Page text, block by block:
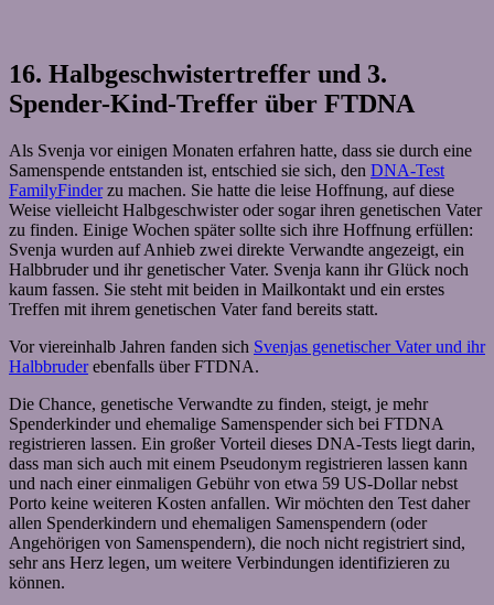
16. Halbgeschwistertreffer und 3.
Spender-Kind-Treffer über FTDNA
Als Svenja vor einigen Monaten erfahren hatte, dass sie durch eine
Samenspende entstanden ist, entschied sie sich, den DNA-Test
FamilyFinderzu machen. Sie hatte die leise Hoffnung, auf diese
Weise vielleicht Halbgeschwister oder sogar ihren genetischen Vater
zu finden. Einige Wochen später sollte sich ihre Hoffnung erfüllen:
Svenja wurden auf Anhieb zwei direkte Verwandte angezeigt, ein
Halbbruder und ihr genetischer Vater. Svenja kann ihr Glück noch
kaum fassen. Sie steht mit beiden in Mailkontakt und ein erstes
Treffen mit ihrem genetischen Vater fand bereits statt.
Vor viereinhalb Jahren fanden sich Svenjas genetischer Vater und ihr
Halbbruderebenfalls über FTDNA.
Die Chance, genetische Verwandte zu finden, steigt, je mehr
Spenderkinder und ehemalige Samenspender sich bei FTDNA
registrieren lassen. Ein großer Vorteil dieses DNA-Tests liegt darin,
dass man sich auch mit einem Pseudonym registrieren lassen kann
und nach einer einmaligen Gebühr von etwa 59 US-Dollar nebst
Porto keine weiteren Kosten anfallen. Wir möchten den Test daher
allen Spenderkindern und ehemaligen Samenspendern (oder
Angehörigen von Samenspendern), die noch nicht registriert sind,
sehr ans Herz legen, um weitere Verbindungen identifizieren zu
können.